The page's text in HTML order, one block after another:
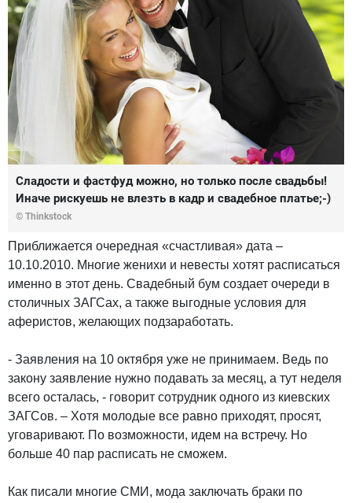
Сладости и фастфуд можно, но только после свадьбы!
Иначе рискуешь не влезть в кадр и свадебное платье;-)
© Thinkstock
Приближается очередная «счастливая» дата –
10.10.2010. Многие женихи и невесты хотят расписаться
именно в этот день. Свадебный бум создает очереди в
столичных ЗАГСах, а также выгодные условия для
аферистов, желающих подзаработать.
- Заявления на 10 октября уже не принимаем. Ведь по
закону заявление нужно подавать за месяц, а тут неделя
всего осталась, - говорит сотрудник одного из киевских
ЗАГСов. – Хотя молодые все равно приходят, просят,
уговаривают. По возможности, идем на встречу. Но
больше 40 пар расписать не сможем.
Как писали многие СМИ, мода заключать браки по